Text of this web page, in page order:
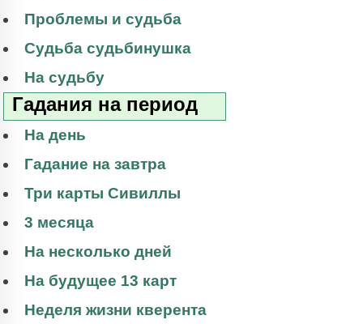
Проблемы и судьба
Судьба судьбинушка
На судьбу
Гадания на период
На день
Гадание на завтра
Три карты Сивиллы
3 месяца
На несколько дней
На будущее 13 карт
Неделя жизни кверента